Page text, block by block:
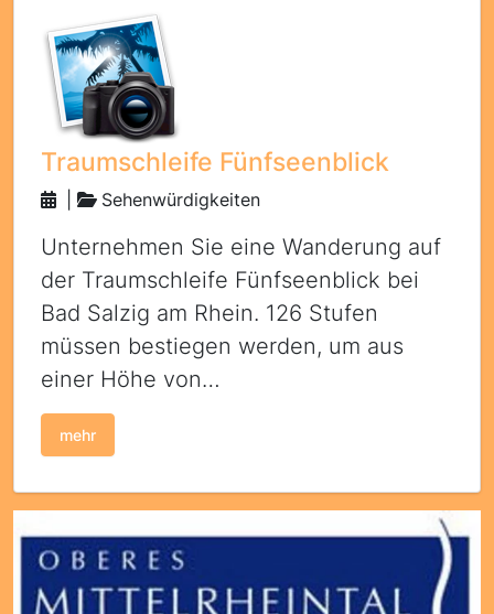
Traumschleife Fünfseenblick
Sehenwürdigkeiten
Unternehmen Sie eine Wanderung auf
der Traumschleife Fünfseenblick bei
Bad Salzig am Rhein. 126 Stufen
müssen bestiegen werden, um aus
einer Höhe von…
mehr